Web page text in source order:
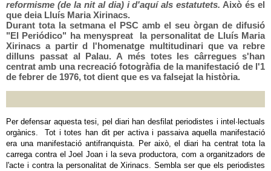
reformisme (de la nit al dia) i d'aquí als estatutets. Això és el
que deia Lluís Maria Xirinacs.
Durant tota la setmana el PSC amb el seu òrgan de difusió
"El Periódico" ha menyspreat la personalitat de Lluís Maria
Xirinacs a partir d l'homenatge multitudinari que va rebre
dilluns passat al Palau. A més totes les cârregues s'han
centrat amb una recreació fotogràfia de la manifestació de l'1
de febrer de 1976, tot dient que es va falsejat la història.
Per defensar aquesta tesi, pel diari han desfilat periodistes i intel·lectuals
orgànics. Tot i totes han dit per activa i passaiva aquella manifestació
era una manifestació antifranquista. Per això, el diari ha centrat tota la
carrega contra el Joel Joan i la seva productora, com a organitzadors de
l'acte i contra la personalitat de Xirinacs. Sembla ser que els periodistes